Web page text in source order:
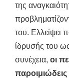
της
του. Ελλείψει
ίδρυσής του
συνέχεια, οι